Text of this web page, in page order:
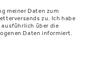
meiner Daten zum
zu. Ich habe
über die
Daten informiert.